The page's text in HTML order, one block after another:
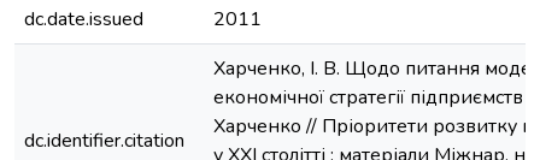
dc.date.issued
2011
dc.identifier.citation
Харченко, І. В. Щодо питання
економічної стратегії підприємств /
Харченко // Пріоритети розвитку